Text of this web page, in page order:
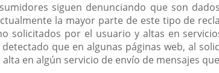
siguen denunciando que son
la mayor parte de este tipo de
solicitados por el usuario y altas en
que en algunas páginas web, al
en algún servicio de envío de mensajes